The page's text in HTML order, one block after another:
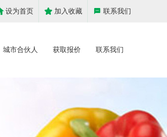
设为首页 加入收藏 联系我们
城市合伙人 获取报价 联系我们